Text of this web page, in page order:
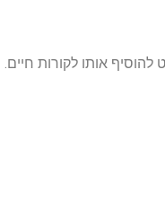
אותו לקורות חיים.